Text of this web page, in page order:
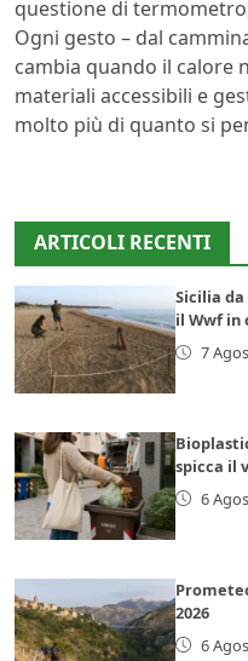
questione di
Ogni gesto – dal
cambia quando il calore
materiali accessibili e
molto più di quanto si
ARTICOLI RECENTI
Sicilia
il Wwf in
7
spicca il
6
2026
6